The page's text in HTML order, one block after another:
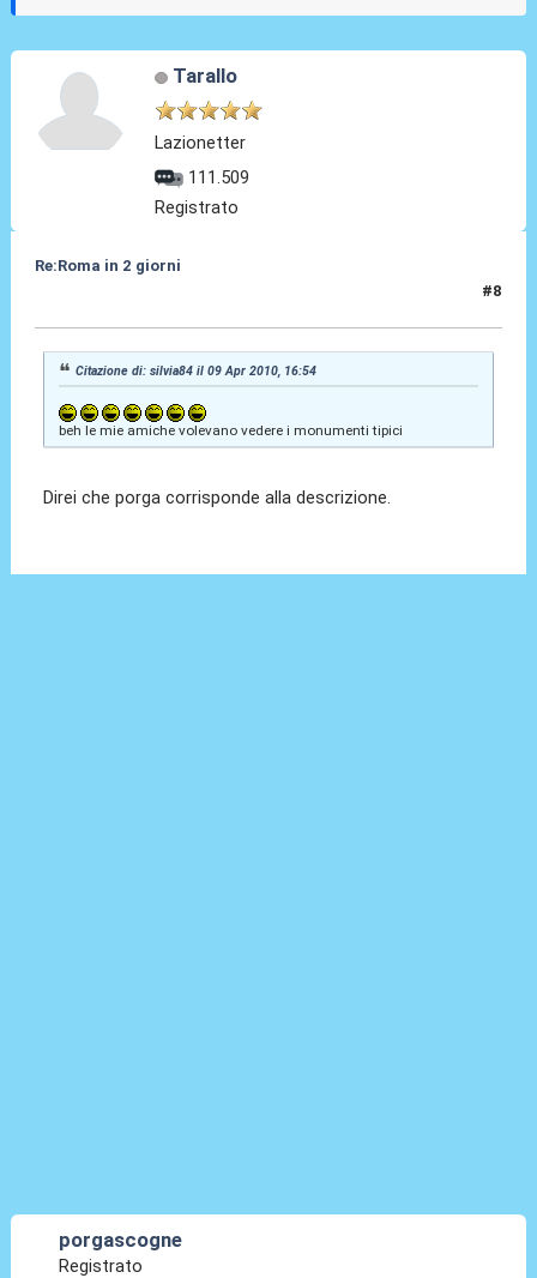
Tarallo
Lazionetter
111.509
Registrato
Re:Roma in 2 giorni
#8
Citazione di: silvia84 il 09 Apr 2010, 16:54
beh le mie amiche volevano vedere i monumenti tipici
Direi che porga corrisponde alla descrizione.
porgascogne
Registrato